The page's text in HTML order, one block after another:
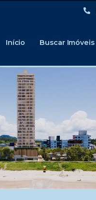
Início Buscar Imóveis